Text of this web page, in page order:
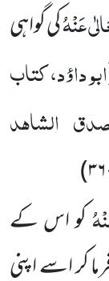
عَنْہُکی گواہی
ابو داؤد، کتاب
الشاہد
)
کو اس کے
کر اسے اپنی